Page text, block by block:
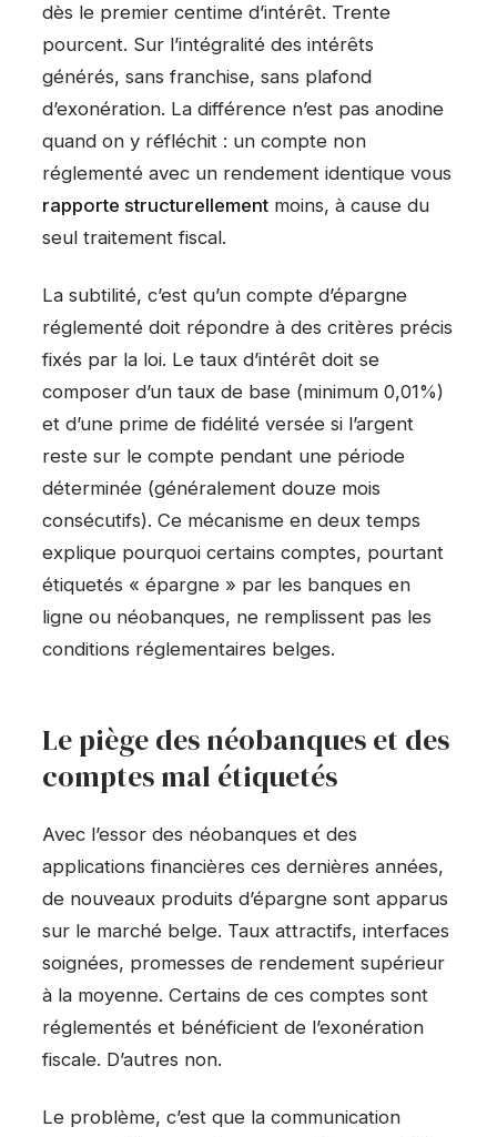
dès le premier centime d’intérêt. Trente
pourcent. Sur l’intégralité des intérêts
générés, sans franchise, sans plafond
d’exonération. La différence n’est pas anodine
quand on y réfléchit : un compte non
réglementé avec un rendement identique vous
rapporte structurellement moins, à cause du
seul traitement fiscal.
La subtilité, c’est qu’un compte d’épargne
réglementé doit répondre à des critères précis
fixés par la loi. Le taux d’intérêt doit se
composer d’un taux de base (minimum 0,01%)
et d’une prime de fidélité versée si l’argent
reste sur le compte pendant une période
déterminée (généralement douze mois
consécutifs). Ce mécanisme en deux temps
explique pourquoi certains comptes, pourtant
étiquetés « épargne » par les banques en
ligne ou néobanques, ne remplissent pas les
conditions réglementaires belges.
Le piège des néobanques et des
comptes mal étiquetés
Avec l’essor des néobanques et des
applications financières ces dernières années,
de nouveaux produits d’épargne sont apparus
sur le marché belge. Taux attractifs, interfaces
soignées, promesses de rendement supérieur
à la moyenne. Certains de ces comptes sont
réglementés et bénéficient de l’exonération
fiscale. D’autres non.
Le problème, c’est que la communication